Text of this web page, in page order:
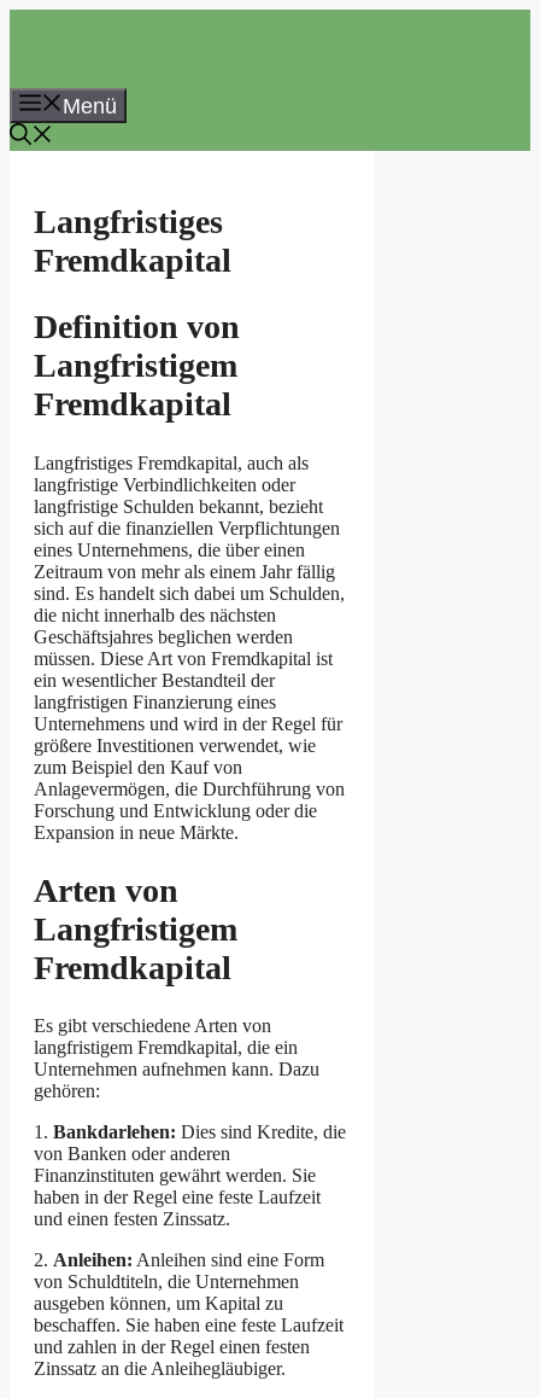
Menü
Langfristiges
Fremdkapital
Definition von
Langfristigem
Fremdkapital
Langfristiges Fremdkapital, auch als
langfristige Verbindlichkeiten oder
langfristige Schulden bekannt, bezieht
sich auf die finanziellen Verpflichtungen
eines Unternehmens, die über einen
Zeitraum von mehr als einem Jahr fällig
sind. Es handelt sich dabei um Schulden,
die nicht innerhalb des nächsten
Geschäftsjahres beglichen werden
müssen. Diese Art von Fremdkapital ist
ein wesentlicher Bestandteil der
langfristigen Finanzierung eines
Unternehmens und wird in der Regel für
größere Investitionen verwendet, wie
zum Beispiel den Kauf von
Anlagevermögen, die Durchführung von
Forschung und Entwicklung oder die
Expansion in neue Märkte.
Arten von
Langfristigem
Fremdkapital
Es gibt verschiedene Arten von
langfristigem Fremdkapital, die ein
Unternehmen aufnehmen kann. Dazu
gehören:
1. Bankdarlehen: Dies sind Kredite, die
von Banken oder anderen
Finanzinstituten gewährt werden. Sie
haben in der Regel eine feste Laufzeit
und einen festen Zinssatz.
2. Anleihen: Anleihen sind eine Form
von Schuldtiteln, die Unternehmen
ausgeben können, um Kapital zu
beschaffen. Sie haben eine feste Laufzeit
und zahlen in der Regel einen festen
Zinssatz an die Anleihegläubiger.